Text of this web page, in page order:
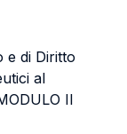
e di Diritto
al
II